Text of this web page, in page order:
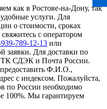
как в Ростове-на-Дону, так
услуги. Для
о стоимости, сроках
с оператором
789-12-13 или
заявки. Для доставки по
ТК СДЭК и Почта России.
предоставить Ф.И.О.,
с индексом. Пожалуйста,
по России необходимо
100%. Мы гарантируем